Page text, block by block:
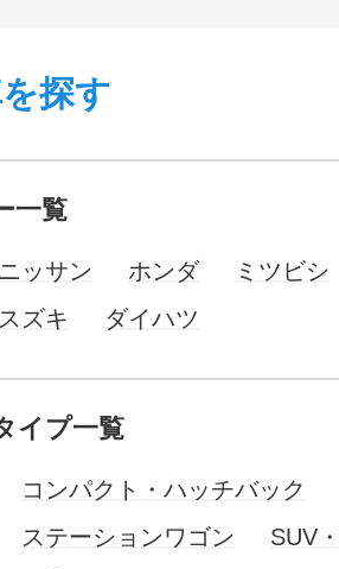
探す
一覧
ニッサン ホンダ
ミツビシ
スズキ ダイハツ
イプ一覧
コンパクト・ハッチバック
ステーションワゴン
SUV